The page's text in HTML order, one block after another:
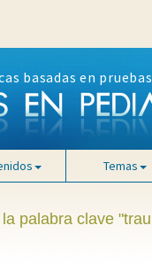
basadas en
Temas
palabra clave